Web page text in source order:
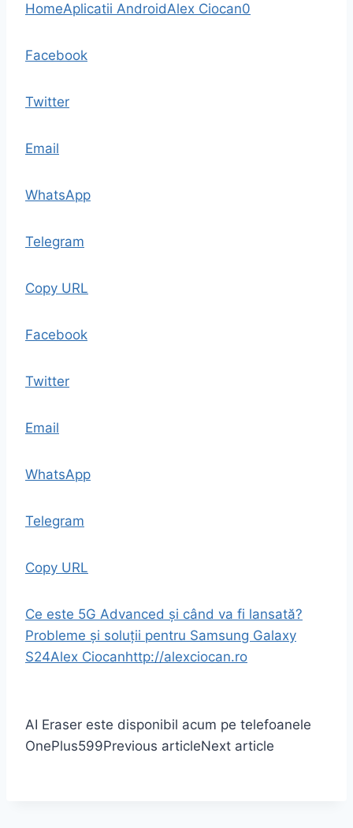
HomeAplicatii AndroidAlex Ciocan0
Facebook
Twitter
Email
WhatsApp
Telegram
Copy URL
Facebook
Twitter
Email
WhatsApp
Telegram
Copy URL
Ce este 5G Advanced și când va fi lansată?
Probleme și soluții pentru Samsung Galaxy
S24Alex Ciocanhttp://alexciocan.ro
AI Eraser este disponibil acum pe telefoanele
OnePlus599Previous articleNext article